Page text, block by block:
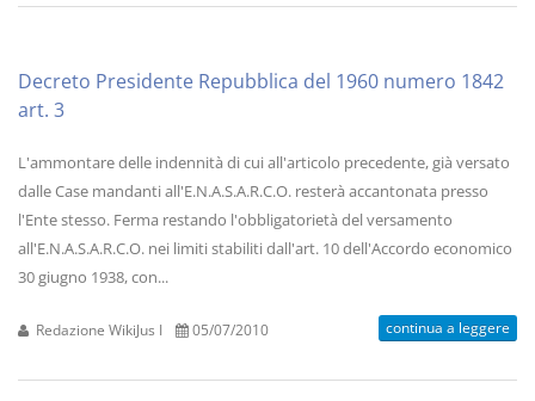
Decreto Presidente Repubblica del 1960 numero 1842
art. 3
L'ammontare delle indennità di cui all'articolo precedente, già versato
dalle Case mandanti all'E.N.A.S.A.R.C.O. resterà accantonata presso
l'Ente stesso. Ferma restando l'obbligatorietà del versamento
all'E.N.A.S.A.R.C.O. nei limiti stabiliti dall'art. 10 dell'Accordo economico
30 giugno 1938, con...
Redazione WikiJus I 05/07/2010 continua a leggere